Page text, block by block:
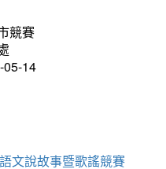
競賽
05-14
文說故事暨歌謠競賽